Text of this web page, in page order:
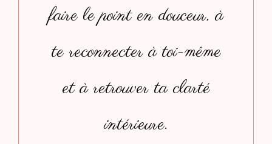
faire le point en douceur, à
te reconnecter à toi-même
et à retrouver ta clarté
intérieure.